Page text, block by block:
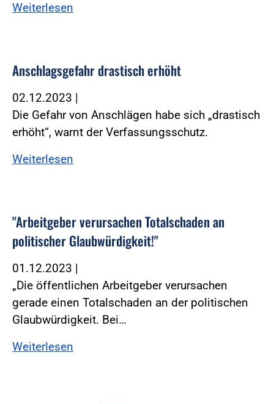
Weiterlesen
Anschlagsgefahr drastisch erhöht
02.12.2023 |
Die Gefahr von Anschlägen habe sich „drastisch
erhöht“, warnt der Verfassungsschutz.
Weiterlesen
"Arbeitgeber verursachen Totalschaden an
politischer Glaubwürdigkeit!"
01.12.2023 |
„Die öffentlichen Arbeitgeber verursachen
gerade einen Totalschaden an der politischen
Glaubwürdigkeit. Bei…
Weiterlesen